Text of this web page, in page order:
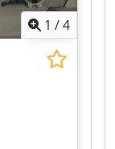
1 /4